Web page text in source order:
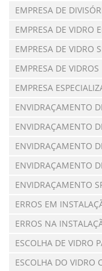
EMPRESA DE
EMPRESA DE VIDRO
EMPRESA DE VIDRO
EMPRESA DE VIDROS
EMPRESA
ENVIDRAÇAMENTO
ENVIDRAÇAMENTO
ENVIDRAÇAMENTO
ENVIDRAÇAMENTO
ENVIDRAÇAMENTO
ERROS EM
ERROS NA
ESCOLHA DE VIDRO
ESCOLHA DO VIDRO